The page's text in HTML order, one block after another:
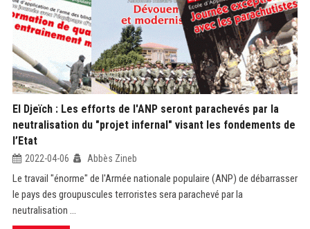
El Djeïch : Les efforts de l'ANP seront parachevés par la
neutralisation du "projet infernal" visant les fondements de
l’Etat
2022-04-06 Abbès Zineb
Le travail "énorme" de l'Armée nationale populaire (ANP) de débarrasser
le pays des groupuscules terroristes sera parachevé par la
neutralisation ...